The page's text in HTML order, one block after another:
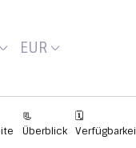
EUR
📃
Überblick
🗓️